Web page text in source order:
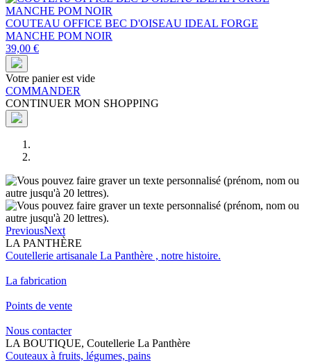
COUTEAU OFFICE BEC D'OISEAU IDEAL FORGE
MANCHE POM NOIR
39,00 €
Votre panier est vide
COMMANDER
CONTINUER MON SHOPPING
PreviousNext
LA PANTHÈRE
Coutellerie artisanale La Panthère , notre histoire.
La fabrication
Points de vente
Nous contacter
LA BOUTIQUE, Coutellerie La Panthère
Couteaux à fruits, légumes, pains